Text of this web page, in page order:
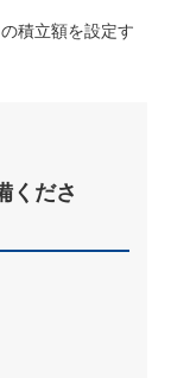
積立額を設定す
くださ